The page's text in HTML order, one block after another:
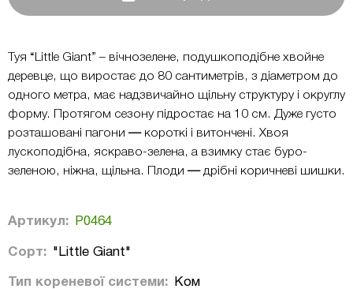
Туя “Little Giant” – вічнозелене, подушкоподібне хвойне
деревце, що виростає до 80 сантиметрів, з діаметром до
одного метра, має надзвичайно щільну структуру і округлу
форму. Протягом сезону підростає на 10 см. Дуже густо
розташовані пагони — короткі і витончені. Хвоя
лускоподібна, яскраво-зелена, а взимку стає буро-
зеленою, ніжна, щільна. Плоди —дрібні коричневі шишки.
Артикул: Р0464
Сорт: "Little Giant"
Тип кореневої системи: Ком